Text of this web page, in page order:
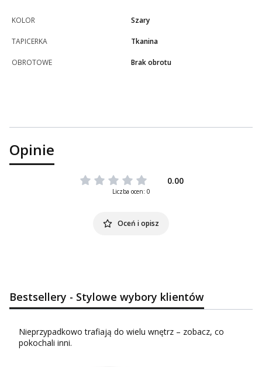
KOLOR Szary
TAPICERKA Tkanina
OBROTOWE Brak obrotu
Opinie
0.00
Liczba ocen: 0
Oceń i opisz
Bestsellery - Stylowe wybory klientów
Nieprzypadkowo trafiają do wielu wnętrz – zobacz, co
pokochali inni.